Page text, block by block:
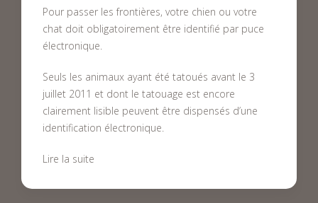
Pour passer les frontières, votre chien ou votre
chat doit obligatoirement être identifié par puce
électronique.
Seuls les animaux ayant été tatoués avant le 3
juillet 2011 et dont le tatouage est encore
clairement lisible peuvent être dispensés d’une
identification électronique.
Lire la suite